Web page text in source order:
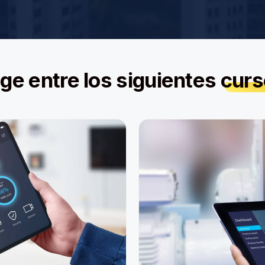
entre los siguientes